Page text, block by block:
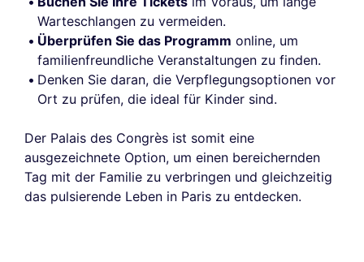
Warteschlangen zu vermeiden.
Überprüfen Sie das Programm online, um
familienfreundliche Veranstaltungen zu finden.
Denken Sie daran, die Verpflegungsoptionen vor
Ort zu prüfen, die ideal für Kinder sind.
Der Palais des Congrès ist somit eine
ausgezeichnete Option, um einen bereichernden
Tag mit der Familie zu verbringen und gleichzeitig
das pulsierende Leben in Paris zu entdecken.